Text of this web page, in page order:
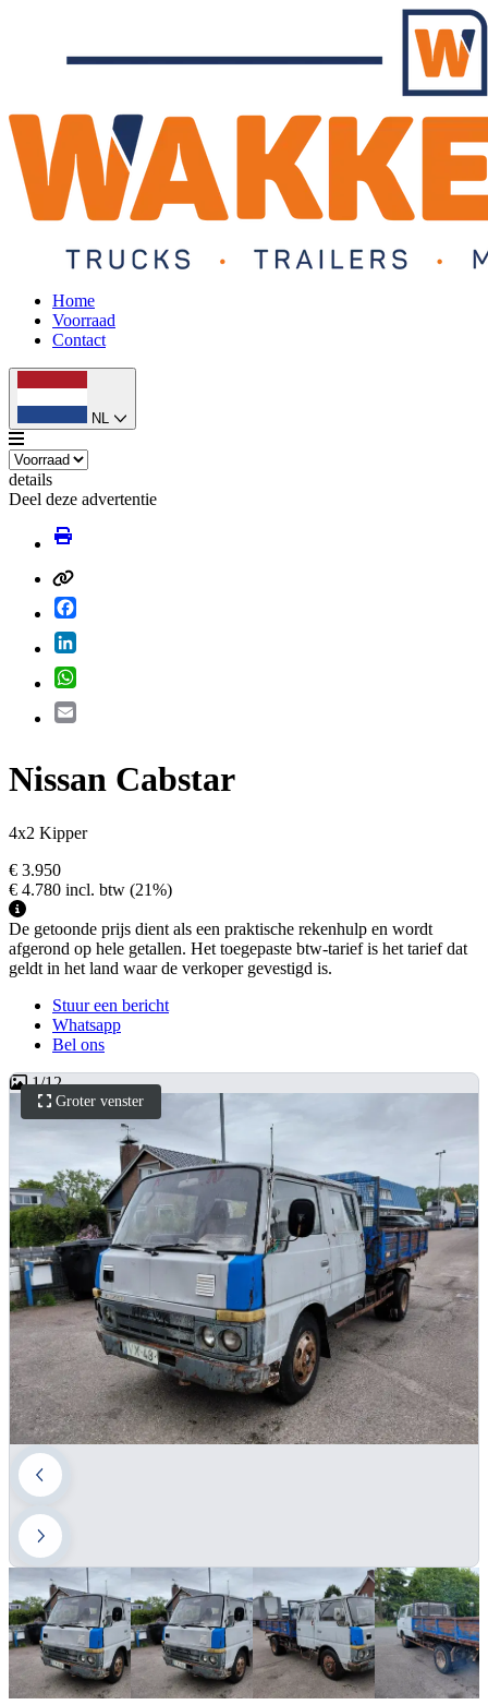
Home
Voorraad
Contact
NL
details
Deel deze advertentie
Nissan Cabstar
4x2 Kipper
€ 3.950
€ 4.780 incl. btw (21%)
De getoonde prijs dient als een praktische rekenhulp en wordt
afgerond op hele getallen. Het toegepaste btw-tarief is het tarief dat
geldt in het land waar de verkoper gevestigd is.
Stuur een bericht
Whatsapp
Bel ons
Groter venster
1/12